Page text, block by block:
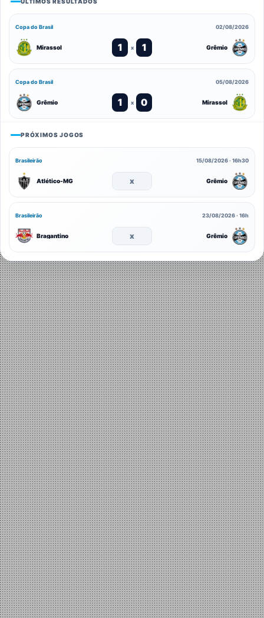
Copa do Brasil 02/08/2026
Mirassol 1 x 1 Grêmio
Copa do Brasil 05/08/2026
Grêmio 1 x 0 Mirassol
PRÓXIMOS JOGOS
Brasileirão 15/08/2026 · 16h30
Atlético-MG x Grêmio
Brasileirão 23/08/2026 · 16h
Bragantino x Grêmio